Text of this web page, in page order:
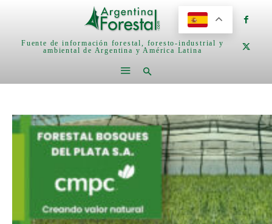
Fuente de información forestal, foresto-industrial y
ambiental de Argentina y América Latina